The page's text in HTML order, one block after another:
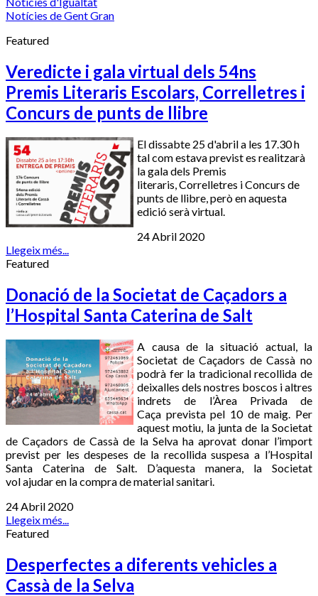
Notícies de Gent Gran
Featured
Veredicte i gala virtual dels 54ns
Premis Literaris Escolars, Correlletres i
Concurs de punts de llibre
El dissabte 25 d'abril a les 17.30 h
tal com estava previst es realitzarà
la gala dels Premis
literaris,Correlletres i Concurs de
punts de llibre, però en aquesta
edició serà virtual.
24 Abril 2020
Llegeix més...
Featured
Donació de la Societat de Caçadors a
l’Hospital Santa Caterina de Salt
A causa de la situació actual, la
Societat de Caçadors de Cassà no
podrà fer la tradicional recollida de
deixalles dels nostres boscos i altres
indrets de l’Àrea Privada de
Caça prevista pel 10 de maig. Per
aquest motiu, la junta de la Societat
de Caçadors de Cassà de la Selva ha aprovat donar l’import
previst per les despeses de la recollida suspesa a l’Hospital
Santa Caterina de Salt. D’aquesta manera, la Societat
volajudaren la compra de material sanitari.
24 Abril 2020
Llegeix més...
Featured
Desperfectes a diferents vehicles a
Cassà de la Selva